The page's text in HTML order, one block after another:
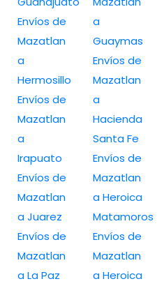
Envíos de
Mazatlan
a
Hermosillo
Envíos de
Mazatlan
a
Irapuato
Envíos de
Mazatlan
a Juarez
Envíos de
Mazatlan
a La Paz
a
Guaymas
Envíos de
Mazatlan
a
Hacienda
Santa Fe
Envíos de
Mazatlan
a Heroica
Matamoros
Envíos de
Mazatlan
a Heroica